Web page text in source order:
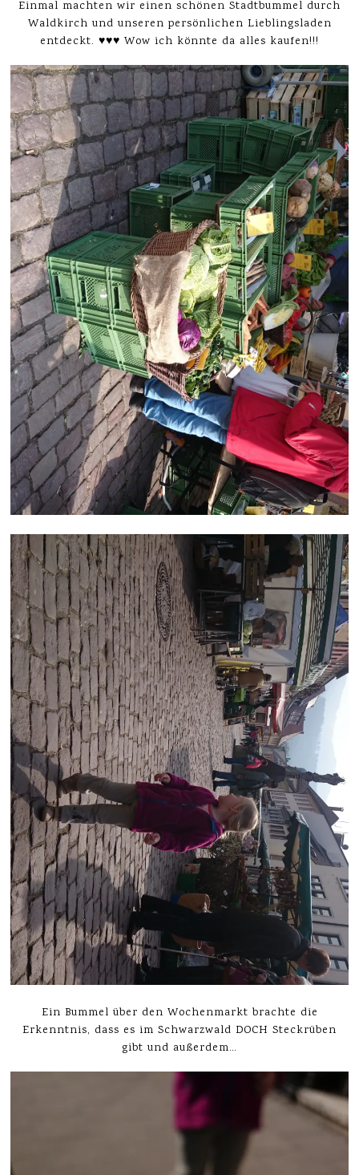
Einmal machten wir einen schönen Stadtbummel durch
Waldkirch und unseren persönlichen Lieblingsladen
entdeckt. ♥♥♥ Wow ich könnte da alles kaufen!!!
Ein Bummel über den Wochenmarkt brachte die
Erkenntnis, dass es im Schwarzwald DOCH Steckrüben
gibt und außerdem…